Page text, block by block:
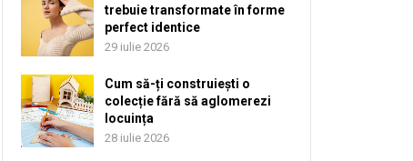
trebuie transformate în forme
perfect identice
29 iulie 2026
Cum să-ți construiești o
colecție fără să aglomerezi
locuința
28 iulie 2026